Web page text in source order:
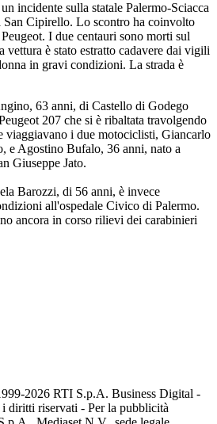
incidente sulla statale Palermo-Sciacca
Cipirello. Lo scontro ha coinvolto
I due centauri sono morti sul
è stato estratto cadavere dai vigili
in gravi condizioni. La strada è
63 anni, di Castello di Godego
207 che si è ribaltata travolgendo
viaggiavano i due motociclisti, Giancarlo
e Agostino Bufalo, 36 anni, nato a
Giuseppe Jato.
Barozzi, di 56 anni, è invece
all'ospedale Civico di Palermo.
ancora in corso rilievi dei carabinieri
2026 RTI S.p.A. Business Digital -
diritti riservati - Per la pubblicità